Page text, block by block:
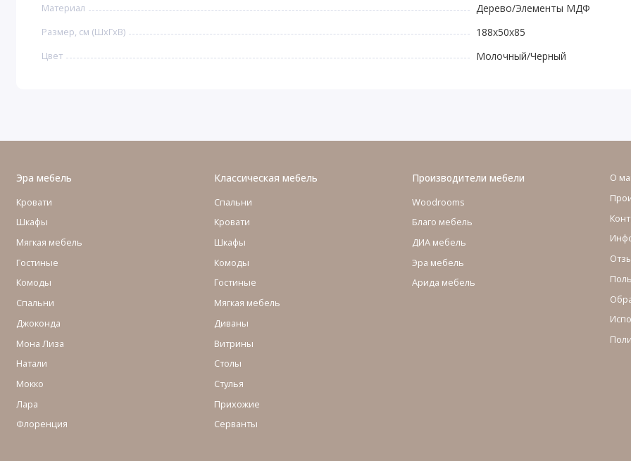
Материал Дерево/Элементы МДФ
Размер, см (ШхГхВ) 188x50x85
Цвет Молочный/Черный
Эра мебель
Кровати
Шкафы
Мягкая мебель
Гостиные
Комоды
Cпальни
Джоконда
Мона Лиза
Натали
Мокко
Лара
Флоренция
Классическая мебель
Спальни
Кровати
Шкафы
Комоды
Гостиные
Мягкая мебель
Диваны
Витрины
Столы
Стулья
Прихожие
Серванты
Производители мебели
Woodrooms
Благо мебель
ДИА мебель
Эра мебель
Арида мебель
О